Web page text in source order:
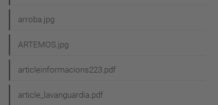
arroba.jpg
ARTEMOS.jpg
articleinformacions223.pdf
article_lavanguardia.pdf